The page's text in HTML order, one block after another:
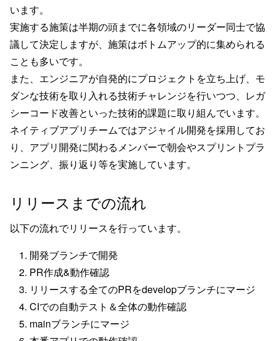
います。
実施する施策は半期の頭までに各領域のリーダー同士で協
議して決定しますが、施策はボトムアップ的に集められる
ことも多いです。
また、エンジニアが自発的にプロジェクトを立ち上げ、モ
ダンな技術を取り入れる技術チャレンジを行いつつ、レガ
シーコード改善といった技術的課題に取り組んでいます。
ネイティブアプリチームではアジャイル開発を採用してお
り、アプリ開発に関わるメンバーで朝会やスプリントプラ
ンニング、振り返り等を実施しています。
リリースまでの流れ
以下の流れでリリースを行っています。
開発ブランチで開発
PR作成&動作確認
リリースする全てのPRをdevelopブランチにマージ
CIでの自動テスト＆全体の動作確認
mainブランチにマージ